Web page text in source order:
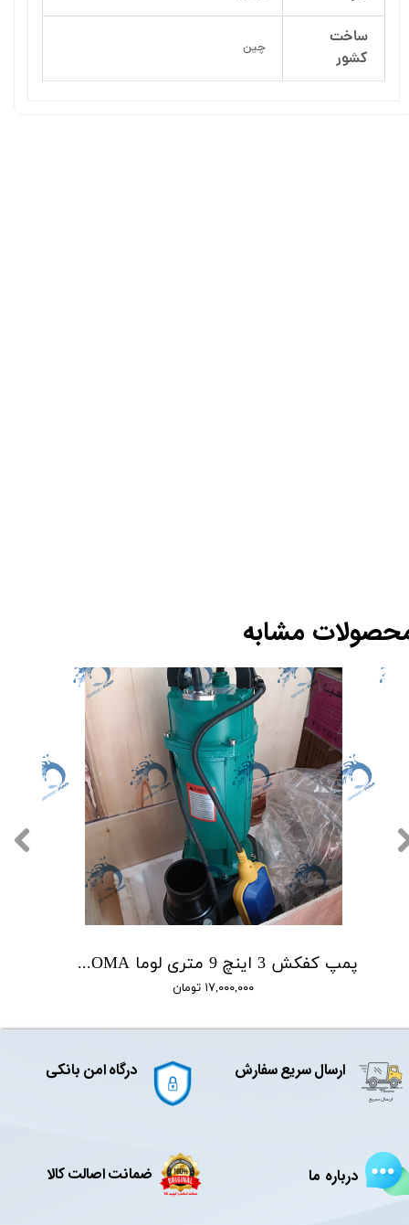
ساخت
کشور
چین
پمپ کفکش 3 اینچ 9 متری لوما LOMA مدل QDX40-9-0.75F
۱۷,۰۰۰,۰۰۰ تومان
مشابه
ارسال سریع سفارش درگاه امن بانکی
درباره ما ضمانت اصالت کالا